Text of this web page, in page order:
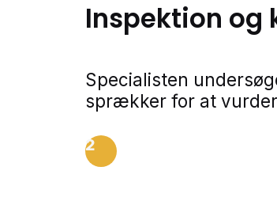
Inspektion
Specialisten
sprækker for at
2